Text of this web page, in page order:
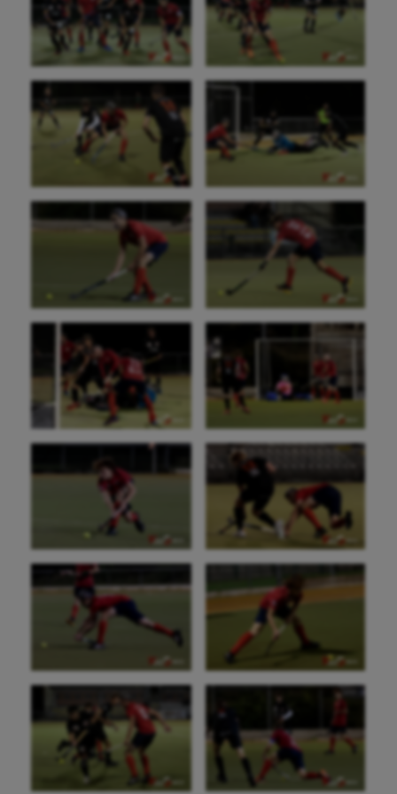
Haltérophilie
Handisport
Jeux Olympiques et Paralympiques
Kayak-polo
Korfbal
Longue paume
Moto
Natation
Natation artistique
Omnisports
Outdoor
Paddle
Parkour
Patinage artistique
Pétanque
Plongée
Randonnée / Marche
Roller-derby
Sarbacane
Sauvetage sportif
Sport adapté